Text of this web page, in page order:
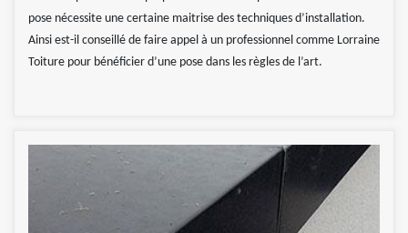
pose nécessite une certaine maitrise des techniques d’installation.
Ainsi est-il conseillé de faire appel à un professionnel comme Lorraine
Toiture pour bénéficier d’une pose dans les règles de l’art.